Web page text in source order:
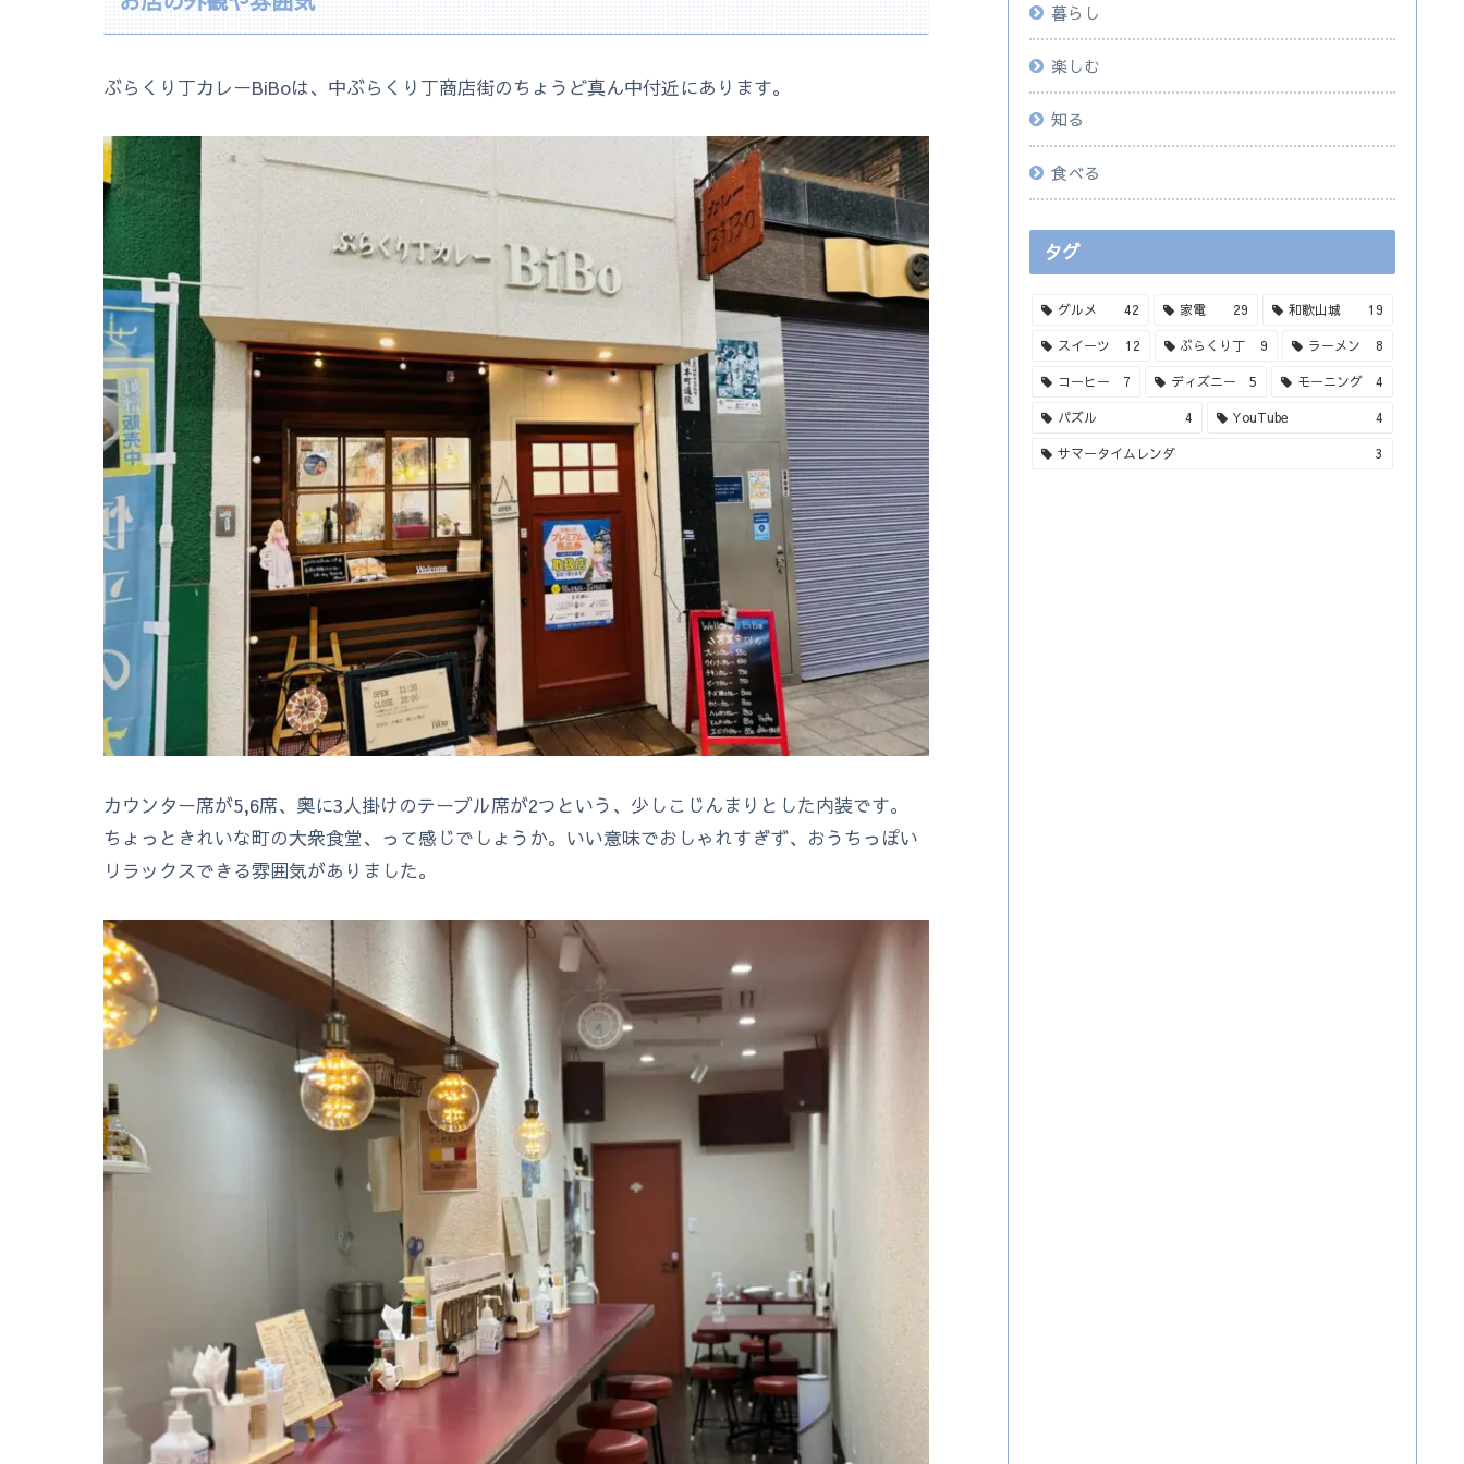
ぶらくり丁カレーBiBoは、中ぶらくり丁商店街のちょうど真ん中付近にあります。
カウンター席が5,6席、奥に3人掛けのテーブル席が2つという、少しこじんまりとした内装です。
ちょっときれいな町の大衆食堂、って感じでしょうか。いい意味でおしゃれすぎず、おうちっぽい
リラックスできる雰囲気がありました。
暮らし
楽しむ
知る
食べる
タグ
グルメ 42 家電 29 和歌山城 19
スイーツ 12 ぶらくり丁 9 ラーメン 8
コーヒー 7 ディズニー 5 モーニング 4
パズル 4 YouTube 4
サマータイムレンダ 3